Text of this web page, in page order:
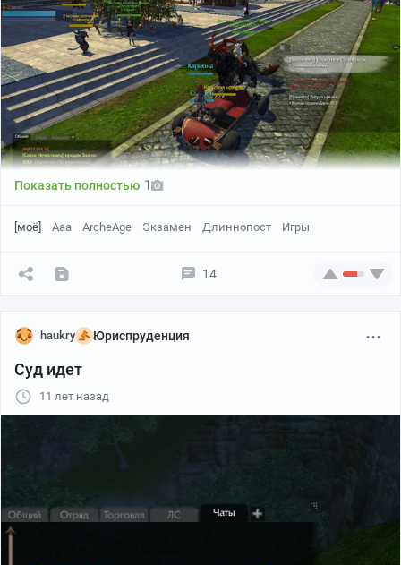
Показать полностью 1
[моё] Ааа ArcheAge Экзамен Длиннопост Игры
14
haukry Юриспруденция
Суд идет
11 лет назад